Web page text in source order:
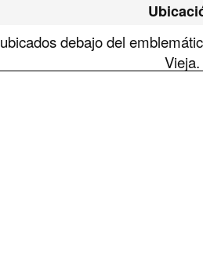
ubicados debajo del
Vieja.